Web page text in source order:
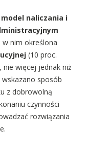
naliczania i
w nim określona
(10 proc.
więcej jednak niż
wskazano sposób
z dobrowolną
czynności
rozwiązania